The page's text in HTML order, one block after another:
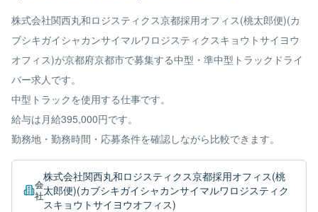
株式会社関西丸和ロジスティクス京都採用オフィス(桃太郎便)(カ
ブシキガイシャカンサイマルワロジスティクスキョウトサイヨウ
オフィス)が京都府京都市で募集する中型・準中型トラックドライ
バー求人です。
中型トラックを使用する仕事です。
給与は月給395,000円です。
勤務地・勤務時間・応募条件を確認しながら比較できます。
会
社
株式会社関西丸和ロジスティクス京都採用オフィス(桃
太郎便)(カブシキガイシャカンサイマルワロジスティク
スキョウトサイヨウオフィス)